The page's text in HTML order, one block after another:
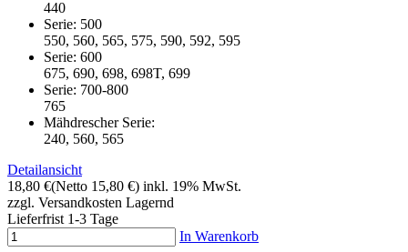
440
Serie: 500
550, 560, 565, 575, 590, 592, 595
Serie: 600
675, 690, 698, 698T, 699
Serie: 700-800
765
Mähdrescher Serie:
240, 560, 565
Detailansicht
18,80 €(Netto 15,80 €) inkl. 19% MwSt.
zzgl. Versandkosten Lagernd
Lieferfrist 1-3 Tage
In Warenkorb